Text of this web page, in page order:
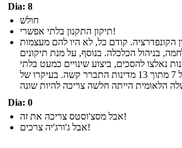
Dia: 8
חולש
תיקון התקנון בלתי אפשרי!
הקונפדרציה. קודם כל, לא היו להם מעצמות
בניהול הכלכלה. בנוסף, על מנת תיקונים
לתקנון, כל 13 המדינות נאלצו להסכים, ביצוע שינויים כמעט בלתי
אפשריים. אפילו להשיג רוב של 7 מתוך 13 מדינות התברר קשה. בעיקרו של
Dia: 0
אבל מסצ'וסטס צריכה את זה!
אבל ג'ורג'יה צרכים!